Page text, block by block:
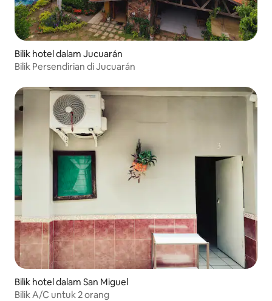
Bilik hotel dalam Jucuarán
Bilik Persendirian di Jucuarán
Bilik hotel dalam San Miguel
Bilik A/C untuk 2 orang